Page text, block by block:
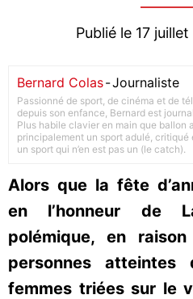
Publié le 17
Bernard Colas-Journaliste
Passionné de sport, de cinéma et de
depuis son enfance, Bernard est
Plus habile clavier en main que ballon
principalement un sport adulé,
un sport qui n’en est pas un (le catch).
Alors que la fête
en l’honneur de
polémique, en
personnes
femmes triées sur le